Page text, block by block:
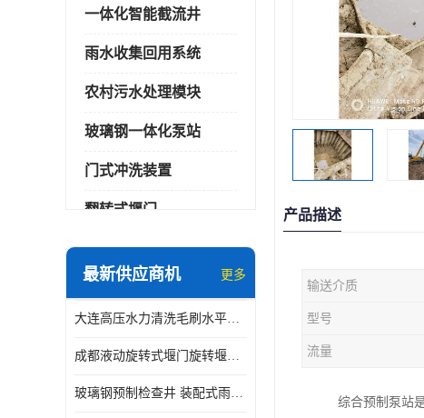
一体化智能截流井
雨水收集回用系统
农村污水处理模块
玻璃钢一体化泵站
门式冲洗装置
翻转式堰门
智能一体化雨水泵站
智能一体化供水泵房
智能一体化净水设备
最新供应商机 更多
大连高压水力清洗毛刷水平自清洁滚刷 水力自动冲洗系统 水力清洗
成都液动旋转式堰门旋转堰门 自动控制 SUS304
玻璃钢预制检查井 装配式雨水污水井 初期弃流井 源头厂家
产品描述
输送介质
型号
流量
综合预制泵站